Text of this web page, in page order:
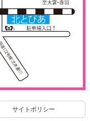
サイトポリシー